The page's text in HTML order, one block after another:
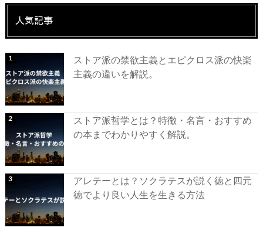
人気記事
ストア派の禁欲主義とエピクロス派の快楽
主義の違いを解説。
ストア派哲学とは？特徴・名言・おすすめ
の本までわかりやすく解説。
アレテーとは？ソクラテスが説く徳と四元
徳でより良い人生を生きる方法